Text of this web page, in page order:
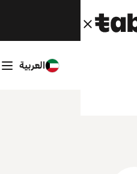
قريبًا.
العربية